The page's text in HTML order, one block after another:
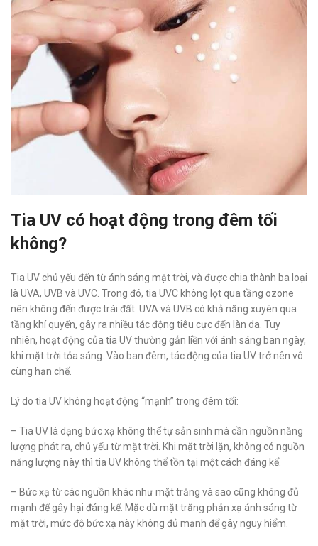
Tia UV có hoạt động trong đêm tối
không?
Tia UV chủ yếu đến từ ánh sáng mặt trời, và được chia thành ba loại
là UVA, UVB và UVC. Trong đó, tia UVC không lọt qua tầng ozone
nên không đến được trái đất. UVA và UVB có khả năng xuyên qua
tầng khí quyển, gây ra nhiều tác động tiêu cực đến làn da. Tuy
nhiên, hoạt động của tia UV thường gắn liền với ánh sáng ban ngày,
khi mặt trời tỏa sáng. Vào ban đêm, tác động của tia UV trở nên vô
cùng hạn chế.
Lý do tia UV không hoạt động “mạnh” trong đêm tối:
– Tia UV là dạng bức xạ không thể tự sản sinh mà cần nguồn năng
lượng phát ra, chủ yếu từ mặt trời. Khi mặt trời lặn, không có nguồn
năng lượng này thì tia UV không thể tồn tại một cách đáng kể.
– Bức xạ từ các nguồn khác như mặt trăng và sao cũng không đủ
mạnh để gây hại đáng kể. Mặc dù mặt trăng phản xạ ánh sáng từ
mặt trời, mức độ bức xạ này không đủ mạnh để gây nguy hiểm.